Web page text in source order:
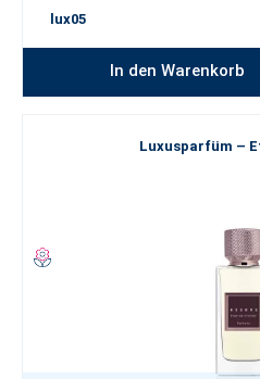
lux05
In den Warenkorb
Luxusparfüm –